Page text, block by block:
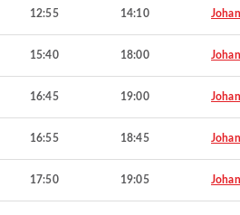
12:55 14:10
15:40 18:00
16:45 19:00
16:55 18:45
17:50 19:05